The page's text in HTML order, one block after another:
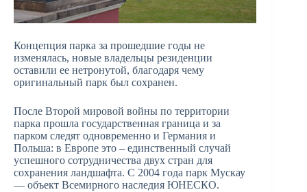
Концепция парка за прошедшие годы не
изменялась, новые владельцы резиденции
оставили ее нетронутой, благодаря чему
оригинальный парк был сохранен.
После Второй мировой войны по территории
парка прошла государственная граница и за
парком следят одновременно и Германия и
Польша: в Европе это – единственный случай
успешного сотрудничества двух стран для
сохранения ландшафта. С 2004 года парк Мускау
— объект Всемирного наследия ЮНЕСКО.